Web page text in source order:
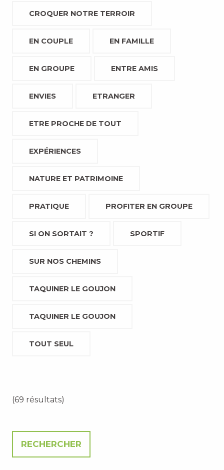
CROQUER NOTRE TERROIR
EN COUPLE EN FAMILLE
EN GROUPE ENTRE AMIS
ENVIES ETRANGER
ETRE PROCHE DE TOUT
EXPÉRIENCES
NATURE ET PATRIMOINE
PRATIQUE PROFITER EN GROUPE
SI ON SORTAIT ? SPORTIF
SUR NOS CHEMINS
TAQUINER LE GOUJON
TAQUINER LE GOUJON
TOUT SEUL
(69 résultats)